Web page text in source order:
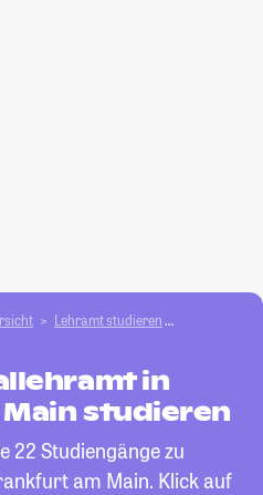
Lehramt studieren
in
studieren
22 Studiengänge zu
am Main. Klick auf